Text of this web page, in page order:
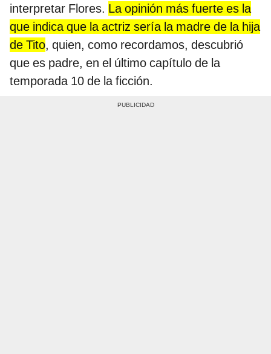
interpretar Flores. La opinión más fuerte es la
que indica que la actriz sería la madre de la hija
de Tito, quien, como recordamos, descubrió
que es padre, en el último capítulo de la
temporada 10 de la ficción.